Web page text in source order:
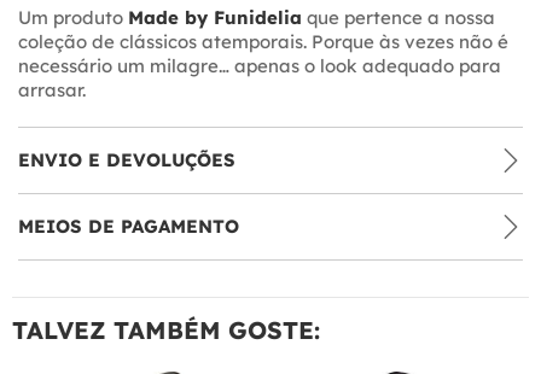
Um produto Made by Funidelia que pertence a nossa
coleção de clássicos atemporais. Porque às vezes não é
necessário um milagre… apenas o look adequado para
arrasar.
ENVIO E DEVOLUÇÕES
MEIOS DE PAGAMENTO
TALVEZ TAMBÉM GOSTE: